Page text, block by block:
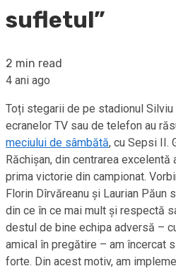
sufletul”
2 min read
4 ani ago
Toți stegarii de pe stadionul
ecranelor TV sau de telefon au
meciului de sâmbătă, cu Sepsi II.
Răchișan, din centrarea excelentă
prima victorie din campionat.
Florin Dîrvăreanu și Laurian Păun
din ce în ce mai mult și respectă
destul de bine echipa adversă –
amical în pregătire – am încercat
forte. Din acest motiv, am